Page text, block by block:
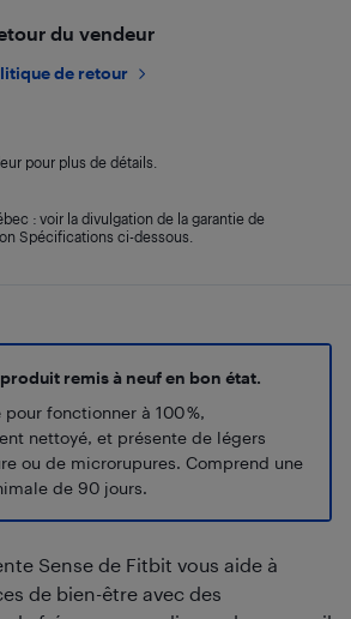
produit remis à neuf en bon état.
fonctionner à 100 %,
nettoyé, et présente de légers
ou de microrupures. Comprend une
de 90 jours.
Sense de Fitbit vous aide à
de bien-être avec des
du vendeur
de retour
pour plus de détails.
: voir la divulgation de la garantie de
Spécifications ci-dessous.